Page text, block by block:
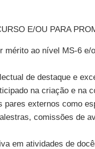
E/OU PARA
mérito ao nível MS-6
de destaque e
na criação e na
externos como
comissões de
em atividades de